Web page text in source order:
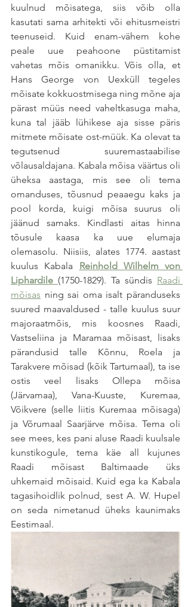
kuulnud mõisatega, siis võib olla
kasutati sama arhitekti või ehitusmeistri
teenuseid. Kuid enam-vähem kohe
peale uue peahoone püstitamist
vahetas mõis omanikku. Võis olla, et
Hans George von Uexküll tegeles
mõisate kokkuostmisega ning mõne aja
pärast müüs need vaheltkasuga maha,
kuna tal jääb lühikese aja sisse päris
mitmete mõisate ost-müük. Ka olevat ta
tegutsenud suuremastaabilise
võlausaldajana. Kabala mõisa väärtus oli
üheksa aastaga, mis see oli tema
omanduses, tõusnud peaaegu kaks ja
pool korda, kuigi mõisa suurus oli
jäänud samaks. Kindlasti aitas hinna
tõusule kaasa ka uue elumaja
olemasolu. Niisiis, alates 1774. aastast
kuulus Kabala
Reinhold Wilhelm von
Liphardile (1750-1829). Ta sündis Raadi
mõisas ning sai oma isalt päranduseks
suured maavaldused - talle kuulus suur
majoraatmõis, mis koosnes Raadi,
Vastseliina ja Maramaa mõisast, lisaks
pärandusid talle Kõnnu, Roela ja
Tarakvere mõisad (kõik Tartumaal), ta ise
ostis veel lisaks Ollepa mõisa
(Järvamaa), Vana-Kuuste, Kuremaa,
Võikvere (selle liitis Kuremaa mõisaga)
ja Võrumaal Saarjärve mõisa. Tema oli
see mees, kes pani aluse Raadi kuulsale
kunstikogule, tema käe all kujunes
Raadi mõisast Baltimaade üks
uhkemaid mõisaid. Kuid ega ka Kabala
tagasihoidlik polnud, sest A. W. Hupel
on seda nimetanud üheks kaunimaks
Eestimaal.